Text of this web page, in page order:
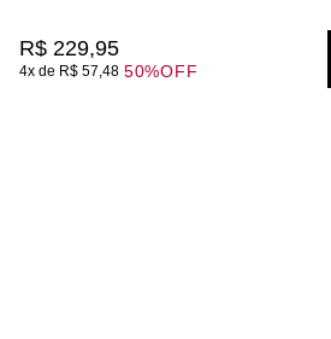
R$ 229,95
4 R$ 57,48 50%OFF